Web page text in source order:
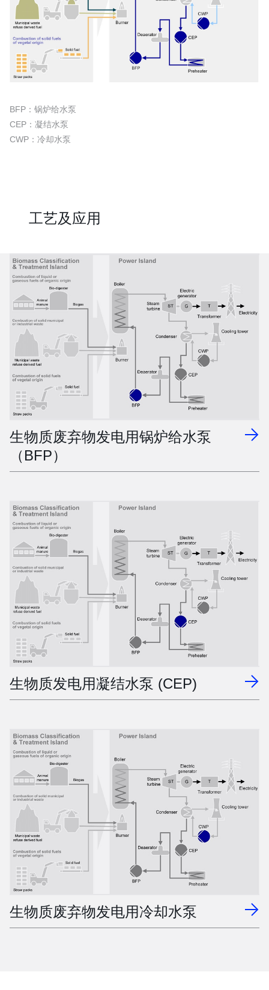
BFP：锅炉给水泵
CEP：凝结水泵
CWP：冷却水泵
工艺及应用
生物质废弃物发电用锅炉给水泵
（BFP）
生物质发电用凝结水泵 (CEP)
生物质废弃物发电用冷却水泵